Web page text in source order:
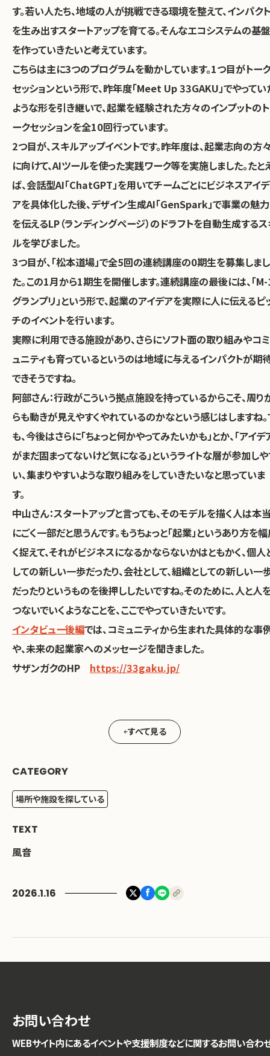
2026.1.16
す。若い人たち、地域の人が挑戦できる環境を整えて、インパクト
を生み出すスタートアップを育てる。そんなエコシステムの基盤
を作っていきたいと考えています。
こちらは主に3つのプログラムを動かしています。1つ目がトーク
セッションという形で、昨年度「Meet Up 33GAKU」でやってい
ような形を引き継いで、起業を経験された方々のインプットのト
ークセッションを全10回行っています。
2つ目が、スキルアップイベントです。昨年度は、起業志向の方
に向けて、AIツールを使った実践ワーク等を実施しました。たと
ば、会話型AI「ChatGPT」を用いてチームごとにビジネスアイデ
アを具体化した後、デザイン生成AI「GenSpark」で事業の魅力
を伝えるLP（ランディングページ）のドラフトを自動生成する
ルを学びました。
3つ目が、「松本道場」で全5回の連続講座の0期生を募集しまし
た。この1月から1期生を開催します。連続講座の最後には、「
グランプリ」という形で、起業のアイデアを実際に人に伝えるピ
チのイベントを行います。
――実際に利用できる施設があり、さらにソフト面の取り組みやコミ
ュニティも育っているというのは地域に与えるインパクトが期
できそうですね。
阿部さん：行政がこういう拠点施設を持っているからこそ、周り
らも動きが見えやすくやれているのかなという感じはしますね。
も、今後はさらに「ちょっと何かやってみたいかも」とか、「アイデ
がまだ固まってないけど気になる」というライトな層が参加し
い、集まりやすいような取り組みをしていきたいなと思っていま
す。
中山さん：スタートアップと言っても、そのモデルを描く人は本
にごく一部だと思うんです。もうちょっと「起業」というあり方を
く捉えて、それがビジネスになるかならないかはともかく、個人
しての新しい一歩だったり、会社として、組織としての新しい一
だったりというものを後押ししたいですね。そのために、人と人
つないでいくようなことを、ここでやっていきたいです。
インタビュー後編では、コミュニティから生まれた具体的な事
や、未来の起業家へのメッセージを聞きました。
サザンガクのHP https://33gaku.jp/
すべて見る
CATEGORY
場所や施設を探している
TEXT
風音
お問い合わせ
WEBサイト内にあるイベントや支援制度などに関するお問い合わ